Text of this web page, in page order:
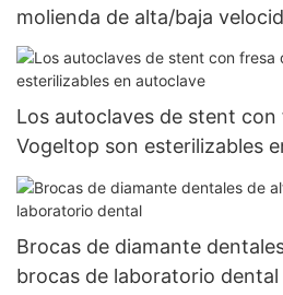
molienda de alta/baja
CE FG/RA
Los autoclaves de stent con
Vogeltop son esterilizables
Brocas de diamante
brocas de laboratorio dental